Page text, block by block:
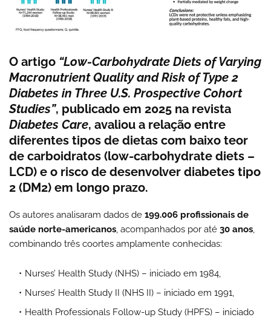
O artigo “Low-Carbohydrate Diets of Varying
Macronutrient Quality and Risk of Type 2
Diabetes in Three U.S. Prospective Cohort
Studies”, publicado em 2025 na revista
Diabetes Care, avaliou a relação entre
diferentes tipos de dietas com baixo teor
de carboidratos (low-carbohydrate diets –
LCD) e o risco de desenvolver diabetes tipo
2 (DM2) em longo prazo.
Os autores analisaram dados de 199.006 profissionais de
saúde norte-americanos, acompanhados por até 30 anos,
combinando três coortes amplamente conhecidas:
Nurses’ Health Study (NHS) – iniciado em 1984,
Nurses’ Health Study II (NHS II) – iniciado em 1991,
Health Professionals Follow-up Study (HPFS) – iniciado